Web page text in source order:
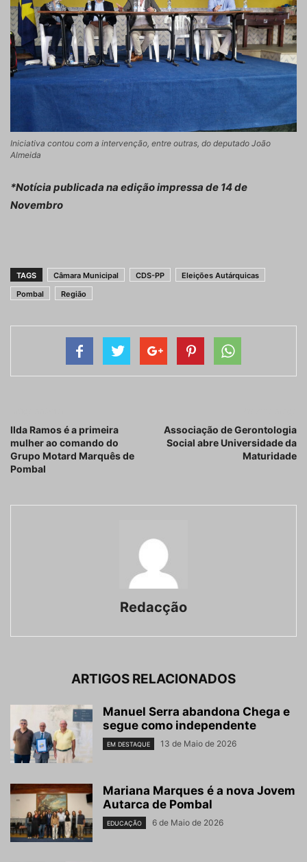
Iniciativa contou com a intervenção, entre outras, do deputado João
Almeida
*Notícia publicada na edição impressa de 14 de
Novembro
TAGS Câmara Municipal CDS-PP
Eleições Autárquicas
Pombal
Região
Ilda Ramos é a primeira
mulher ao comando do
Grupo Motard Marquês de
Pombal
Associação de Gerontologia
Social abre Universidade da
Maturidade
Redacção
ARTIGOS RELACIONADOS
Manuel Serra abandona Chega e
segue como independente
EM DESTAQUE 13 de Maio de 2026
Mariana Marques é a nova Jovem
Autarca de Pombal
EDUCAÇÃO 6 de Maio de 2026